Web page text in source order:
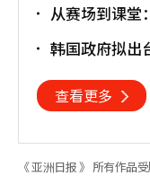
从赛场到课堂
韩国政府拟出
查看更多
《 亚洲日报 》 所有作品